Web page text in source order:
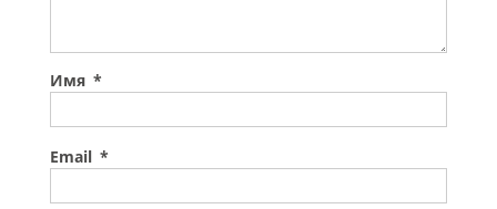
Имя *
Email *